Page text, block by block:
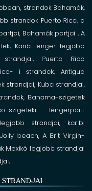
strandok Bahamák,
strandok Puerto Rico, a
Bahamák partjai , A
Karib-tenger legjobb
strandjai, Puerto Rico
i strandok, Antigua
strandjai, Kuba strandjai,
Bahama-szigetek
szigeteki tengerparti
strandjai, karibi
beach, A Brit Virgin-
Mexikó legjobb strandjai
STRANDJAI